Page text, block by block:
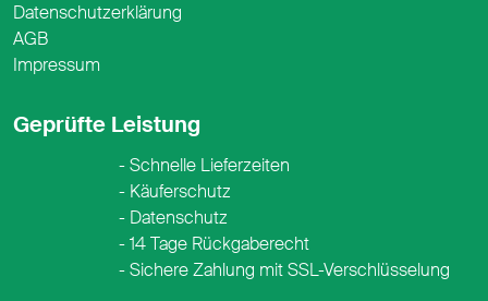
Datenschutzerklärung
AGB
Impressum
Geprüfte Leistung
Schnelle Lieferzeiten
Käuferschutz
Datenschutz
14 Tage Rückgaberecht
Sichere Zahlung mit SSL-Verschlüsselung